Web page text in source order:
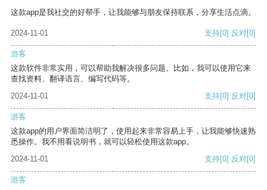
这款app是我社交的好帮手，让我能够与朋友保持联系，分享生活点滴。
2024-11-01 支持[0] 反对[0]
游客
这款软件非常实用，可以帮助我解决很多问题。比如，我可以使用它来
查找资料、翻译语言、编写代码等。
2024-11-01
支持[0] 反对[0]
游客
这款app的用户界面简洁明了，使用起来非常容易上手，让我能够快速熟
悉操作。我不用看说明书，就可以轻松使用这款app。
2024-11-01
支持[0] 反对[0]
游客